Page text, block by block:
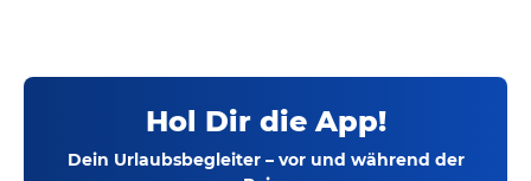
Hol Dir die App!
Dein Urlaubsbegleiter – vor und während der